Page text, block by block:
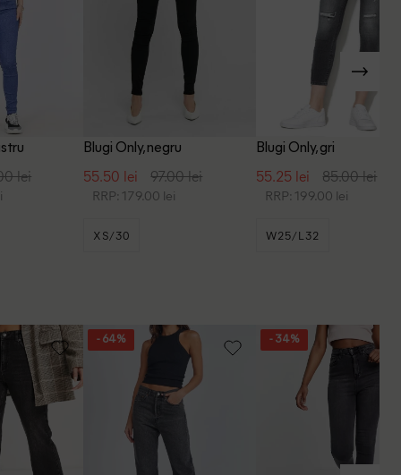
lei
Blugi Only, negru
55.50 lei 97.00 lei
RRP: 179.00 lei
XS/30
Blugi Only, gri
55.25 lei 85.00 lei
RRP: 199.00 lei
W25/L32
- 64% - 34%